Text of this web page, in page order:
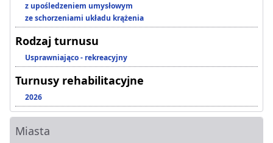
z upośledzeniem umysłowym
ze schorzeniami układu krążenia
Rodzaj turnusu
Usprawniająco - rekreacyjny
Turnusy rehabilitacyjne
2026
Miasta